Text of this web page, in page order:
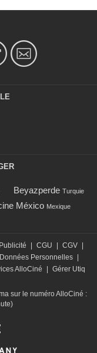
Beyazperde Turquie
México Mexique
Publicité CGU CGV
Données Personnelles
AlloCiné
Gérer Utiq
sur le numéro AlloCiné :